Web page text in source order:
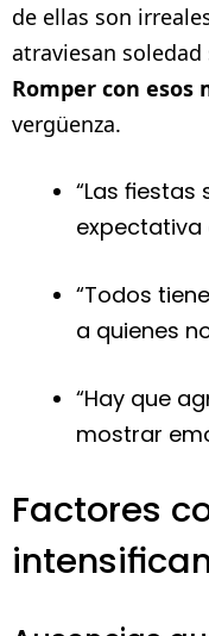
de ellas son
atraviesan
Romper con esos
vergüenza.
“Las fiestas
expectativa
“Todos
a quienes
“Hay que
mostrar
Factores